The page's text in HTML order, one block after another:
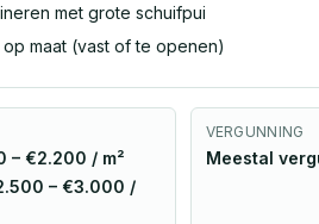
met grote schuifpui
op maat (vast of te openen)
– €2.200 / m²
– €3.000 /
VERGUNNING
Meestal